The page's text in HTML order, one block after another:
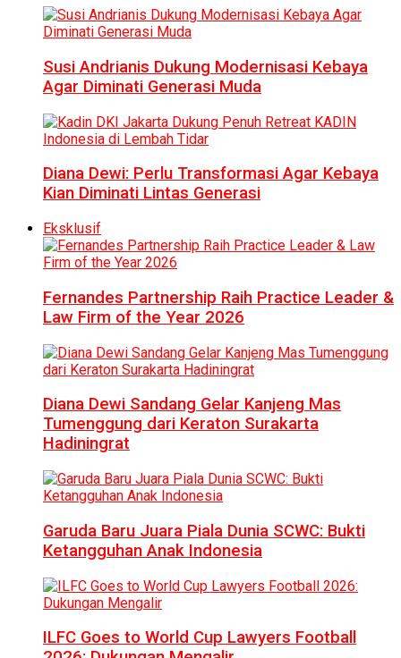
Susi Andrianis Dukung Modernisasi Kebaya
Agar Diminati Generasi Muda
Diana Dewi: Perlu Transformasi Agar Kebaya
Kian Diminati Lintas Generasi
Eksklusif
Fernandes Partnership Raih Practice Leader &
Law Firm of the Year 2026
Diana Dewi Sandang Gelar Kanjeng Mas
Tumenggung dari Keraton Surakarta
Hadiningrat
Garuda Baru Juara Piala Dunia SCWC: Bukti
Ketangguhan Anak Indonesia
ILFC Goes to World Cup Lawyers Football